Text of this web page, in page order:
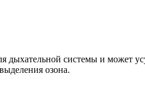
дыхательной системы и может
озона.